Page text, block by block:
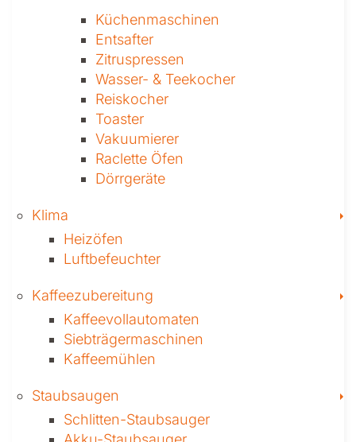
Küchen­maschinen
Entsafter
Zitruspressen
Wasser-­ & Teekocher
Reiskocher
Toaster
Vakuumierer
Raclette Öfen
Dörrgeräte
Klima
Heizöfen
Luftbefeuchter
Kaffee­zubereitung
Kaffeevollautomaten
Siebträgermaschinen
Kaffeemühlen
Staubsaugen
Schlitten-Staubsauger